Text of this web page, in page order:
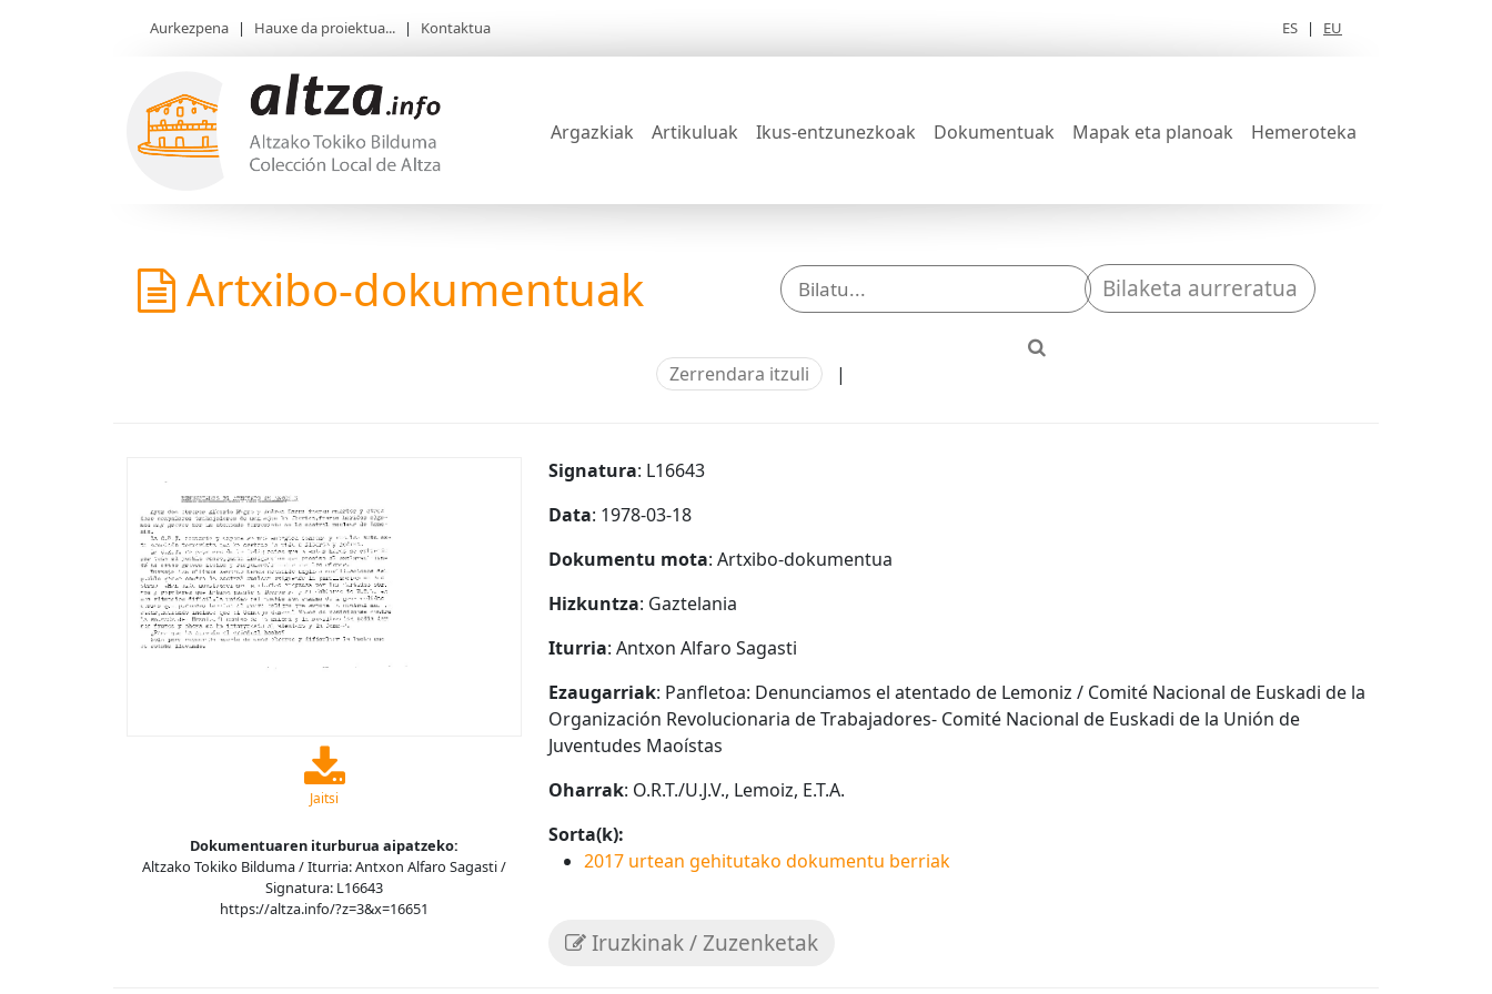
Aurkezpena | Hauxe da proiektua... | Kontaktua ES | EU
Argazkiak Artikuluak Ikus-entzunezkoak Dokumentuak Mapak eta planoak Hemeroteka
Artxibo-dokumentuak Bilaketa aurreratua
Zerrendara itzuli |
Jaitsi
Dokumentuaren iturburua aipatzeko:
Altzako Tokiko Bilduma / Iturria: Antxon Alfaro Sagasti /
Signatura: L16643
https://altza.info/?z=3&x=16651
Signatura: L16643
Data: 1978-03-18
Dokumentu mota: Artxibo-dokumentua
Hizkuntza: Gaztelania
Iturria: Antxon Alfaro Sagasti
Ezaugarriak: Panfletoa: Denunciamos el atentado de Lemoniz / Comité Nacional de Euskadi de la
Organización Revolucionaria de Trabajadores- Comité Nacional de Euskadi de la Unión de
Juventudes Maoístas
Oharrak: O.R.T./U.J.V., Lemoiz, E.T.A.
Sorta(k):
2017 urtean gehitutako dokumentu berriak
Iruzkinak / Zuzenketak